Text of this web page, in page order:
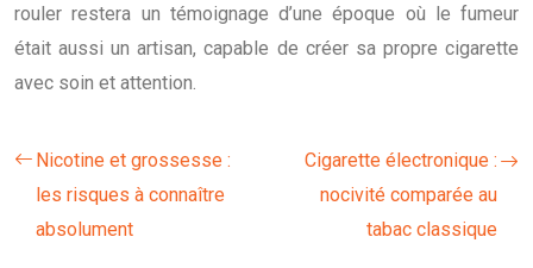
rouler restera un témoignage d’une époque où le fumeur
était aussi un artisan, capable de créer sa propre cigarette
avec soin et attention.
Nicotine et grossesse :
les risques à connaître
absolument
Cigarette électronique :
nocivité comparée au
tabac classique